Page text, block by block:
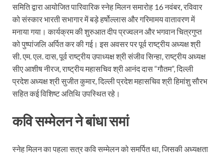
समिति द्वारा आयोजित पारिवारिक स्नेह मिलन समारोह 16 नवंबर, रविवार
को संस्कार भारती सभागार में बड़े हर्षोल्लास और गरिमामय वातावरण में
मनाया गया। कार्यक्रम की शुरुआत दीप प्रज्वलन और भगवान चित्रगुप्त
को पुष्पांजलि अर्पित कर की गई। इस अवसर पर पूर्व राष्ट्रीय अध्यक्ष श्री
सी. एम. एल. दास, पूर्व राष्ट्रीय उपाध्यक्ष श्री संजीव सिन्हा, राष्ट्रीय अध्यक्ष
सीए आशीष नीरज, राष्ट्रीय महासचिव श्री आनंद दास “गौतम”, दिल्ली
प्रदेश अध्यक्ष श्री सुजीत कुमार, दिल्ली प्रदेश महासचिव श्री हिमांशु सौरभ
सहित कई विशिष्ट अतिथि उपस्थित रहे।
कवि सम्मेलन ने बांधा समां
स्नेह मिलन का पहला सत्र कवि सम्मेलन को समर्पित था, जिसकी अध्यक्षता